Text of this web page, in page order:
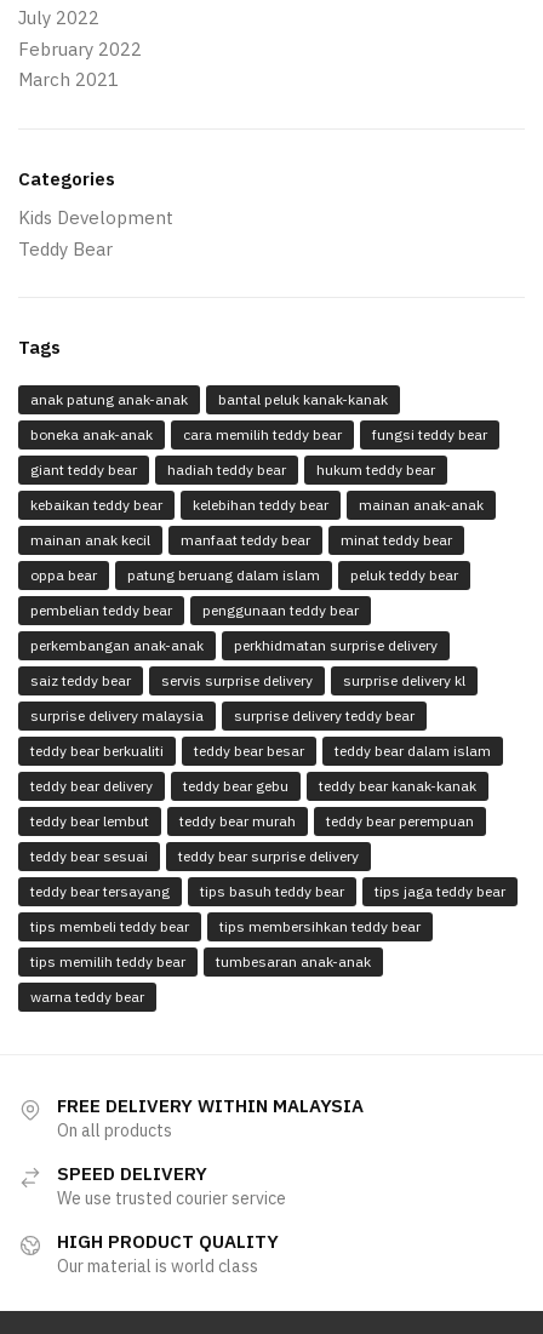
July 2022
February 2022
March 2021
Categories
Kids Development
Teddy Bear
Tags
anak patung anak-anak
bantal peluk kanak-kanak
boneka anak-anak
cara memilih teddy bear
fungsi teddy bear
giant teddy bear
hadiah teddy bear
hukum teddy bear
kebaikan teddy bear
kelebihan teddy bear
mainan anak-anak
mainan anak kecil
manfaat teddy bear
minat teddy bear
oppa bear
patung beruang dalam islam
peluk teddy bear
pembelian teddy bear
penggunaan teddy bear
perkembangan anak-anak
perkhidmatan surprise delivery
saiz teddy bear
servis surprise delivery
surprise delivery kl
surprise delivery malaysia
surprise delivery teddy bear
teddy bear berkualiti
teddy bear besar
teddy bear dalam islam
teddy bear delivery
teddy bear gebu
teddy bear kanak-kanak
teddy bear lembut
teddy bear murah
teddy bear perempuan
teddy bear sesuai
teddy bear surprise delivery
teddy bear tersayang
tips basuh teddy bear
tips jaga teddy bear
tips membeli teddy bear
tips membersihkan teddy bear
tips memilih teddy bear
tumbesaran anak-anak
warna teddy bear
FREE DELIVERY WITHIN MALAYSIA
On all products
SPEED DELIVERY
We use trusted courier service
HIGH PRODUCT QUALITY
Our material is world class